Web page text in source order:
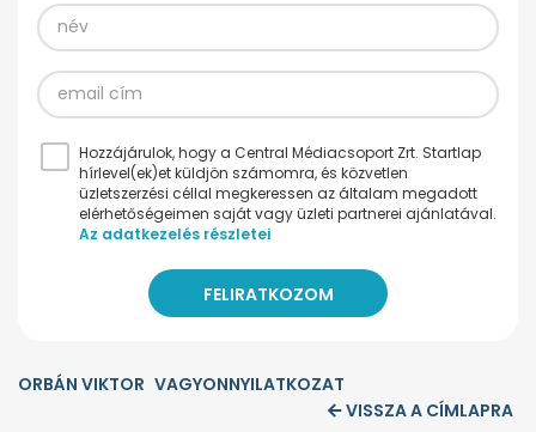
Hozzájárulok, hogy a Central Médiacsoport Zrt. Startlap
hírlevel(ek)et küldjön számomra, és közvetlen
üzletszerzési céllal megkeressen az általam megadott
elérhetőségeimen saját vagy üzleti partnerei ajánlatával.
Az adatkezelés részletei
ORBÁN VIKTOR VAGYONNYILATKOZAT
VISSZA A CÍMLAPRA